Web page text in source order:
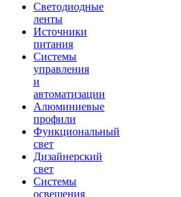
Светодиодные
ленты
Источники
питания
Системы
управления
и
автоматизации
Алюминиевые
профили
Функциональный
свет
Дизайнерский
свет
Системы
освещения